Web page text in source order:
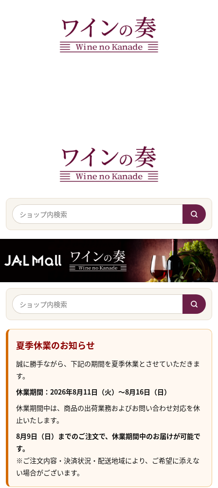
夏季休業のお知らせ
誠に勝手ながら、下記の期間を夏季休業とさせていただきま
す。
休業期間：2026年8月11日（火）～8月16日（日）
休業期間中は、商品の出荷業務およびお問い合わせ対応を休
止いたします。
8月9日（日）までのご注文で、休業期間中のお届けが可能で
す。
※ご注文内容・決済状況・配送地域により、ご希望に添えな
い場合がございます。